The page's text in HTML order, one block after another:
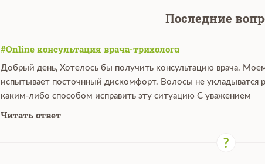
Последние
#Online консультация врача-трихолога
Добрый день, Хотелось бы получить консультацию врача.
испытывает посточнный дискомфорт. Волосы не укладыватся
каким-либо способом исправить эту ситуацию С уважением
Читать ответ